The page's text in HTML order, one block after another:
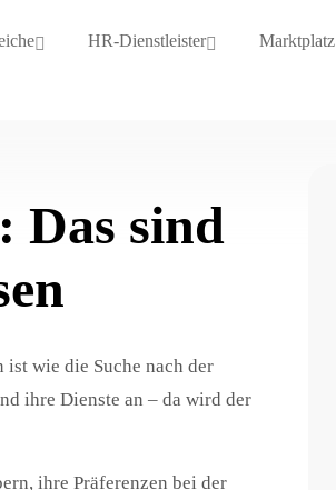
HR-Dienstleister Marktplatz
Das sind
wie die Suche nach der
ihre Dienste an – da wird der
ihre Präferenzen bei der